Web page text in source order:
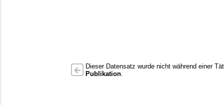
Dieser Datensatz wurde nicht während einer
Publikation